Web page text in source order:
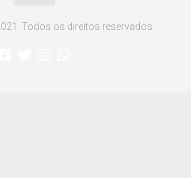
Todos os direitos reservados.